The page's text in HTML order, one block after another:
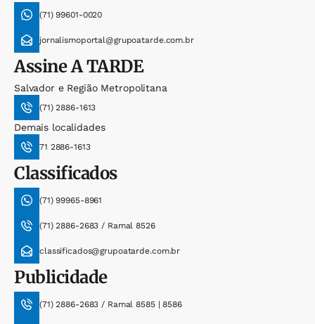
(71) 99601-0020
jornalismoportal@grupoatarde.com.br
AssineA TARDE
Salvador e Região Metropolitana
(71) 2886-1613
Demais localidades
71 2886-1613
Classificados
(71) 99965-8961
(71) 2886-2683 / Ramal 8526
classificados@grupoatarde.com.br
Publicidade
(71) 2886-2683 / Ramal 8585 | 8586